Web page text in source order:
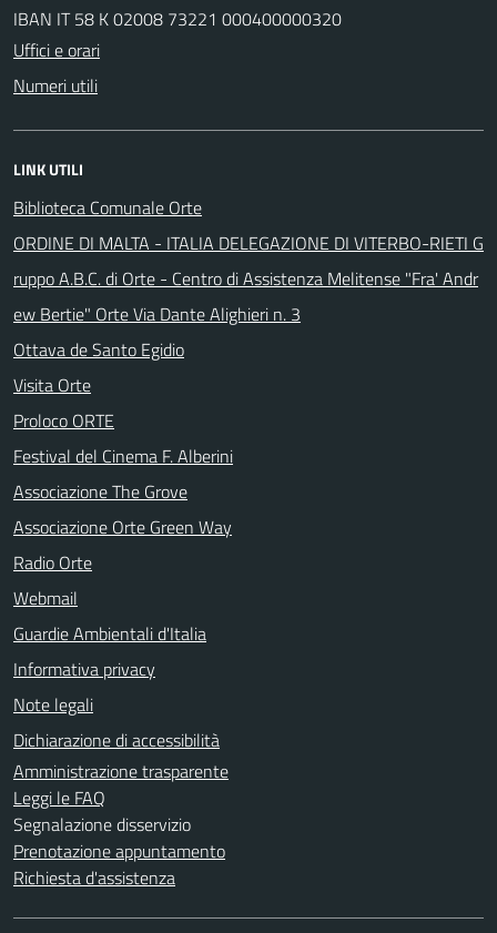
IBAN IT 58 K 02008 73221 000400000320
Uffici e orari
Numeri utili
LINK UTILI
Biblioteca Comunale Orte
ORDINE DI MALTA - ITALIA DELEGAZIONE DI VITERBO-RIETI G
ruppo A.B.C. di Orte - Centro di Assistenza Melitense "Fra' Andr
ew Bertie" Orte Via Dante Alighieri n. 3
Ottava de Santo Egidio
Visita Orte
Proloco ORTE
Festival del Cinema F. Alberini
Associazione The Grove
Associazione Orte Green Way
Radio Orte
Webmail
Guardie Ambientali d'Italia
Informativa privacy
Note legali
Dichiarazione di accessibilità
Amministrazione trasparente
Leggi le FAQ
Segnalazione disservizio
Prenotazione appuntamento
Richiesta d'assistenza